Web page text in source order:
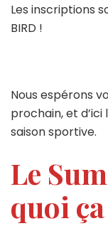
Les inscriptions
BIRD !
Nous espérons
prochain, et d’ici
saison sportive.
Le
quoi